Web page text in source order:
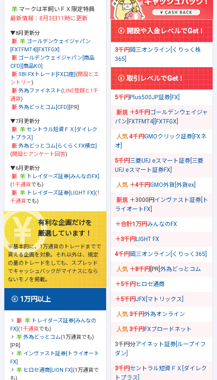
マークは羊飼いＦＸ限定特典
最新情報：8月3日11時に更新
▼8月更新分
ゴールデンウェイジャパン
[FXTFMT4][FXTFGX]
ゴールデンウェイジャパン[商品
CFD][商品KO]
SBI FXトレード[FX口座] (開設とエ
ントリー)
外為ファイネスト(LINE登録と1千
通貨)
外為どっとコム[CFD] [PR]
▼7月更新分
セントラル短資ＦＸ[ダイレク
トプラス]
外為どっとコム[らくらくFX積立]
(開設とアンケート回答)
▼6月更新分
トレイダーズ証券[みんなのFX]
(1千通貨でも)
トレイダーズ証券[LIGHT FX] (1
千通貨でも)
有利な企画だけを
厳選しています！
※基本的に、1万通貨のトレードまでで
貰える企画を対象。それ以外は、規定
の量のトレードをしても、スプレッド
でキャッシュバックがマイナスになら
ないモノを掲載。
1万円以上
トレイダーズ証券[みんなの
FX] (1千通貨でも)
外為どっとコム(1万通貨でも)
[PR]
インヴァスト証券[トライオート
FX]
ヒロセ通商[LION FX] (1万通貨で
も)
開設や入金レベルでGet！
3千円岡三オンライン[くりっく株
365]
取引レベルでGet！
5千円Plus500JP証券[FX]
＋5千円ゴールデンウェイジャ
パン[FXTFMT4][FXTFGX]
4千円GMOクリック証券[FXネ
オ]
5千円三菱UFJ eスマート証券[三菱
UFJ eスマート証券FX]
＋4千円GMO外貨[外貨ex]
＋3000円 インヴァスト証券[ト
ライオートFX]
＋合計1万円みんなのFX
＋3千円LIGHT FX
4千円岡三オンライン[くりっく365]
＋8千円 [PR] 外為どっとコム
＋5千円ヒロセ通商
＋5千円JFX[マトリックス]
3千円外為オンライン
3千円FXブロードネット
3千円分アイネット証券[ループイフ
ダン]
3千円セントラル短資ＦＸ[ダイレク
トプラス]